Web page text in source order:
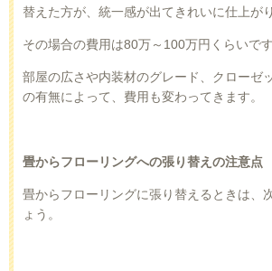
替えた方が、統一感が出てきれいに仕上が
その場合の費用は80万～ 100万円くらいです
部屋の広さや内装材のグレード、クローゼ
の有無によって、費用も変わってきます。
畳からフローリングへの張り替えの注意点
畳からフローリングに張り替えるときは、
ょう。